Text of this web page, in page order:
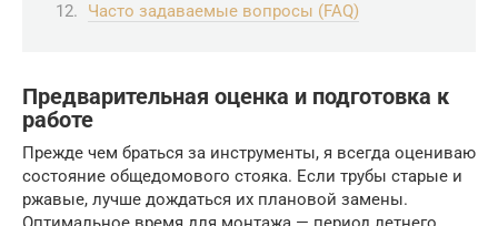
Часто задаваемые вопросы (FAQ)
Предварительная оценка и подготовка к
работе
Прежде чем браться за инструменты, я всегда оцениваю
состояние общедомового стояка. Если трубы старые и
ржавые, лучше дождаться их плановой замены.